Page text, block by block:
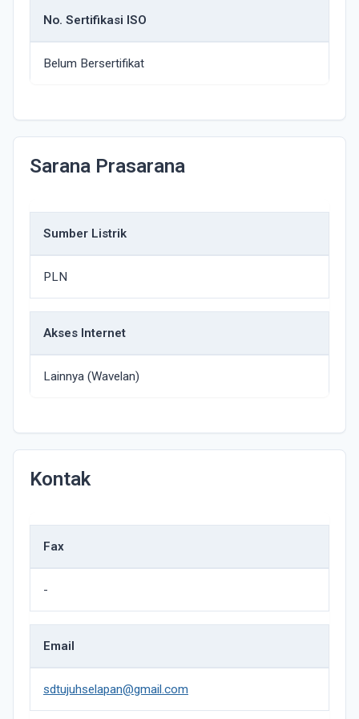
No. Sertifikasi ISO
Belum Bersertifikat
Sarana Prasarana
Sumber Listrik
PLN
Akses Internet
Lainnya (Wavelan)
Kontak
Fax
-
Email
sdtujuhselapan@gmail.com